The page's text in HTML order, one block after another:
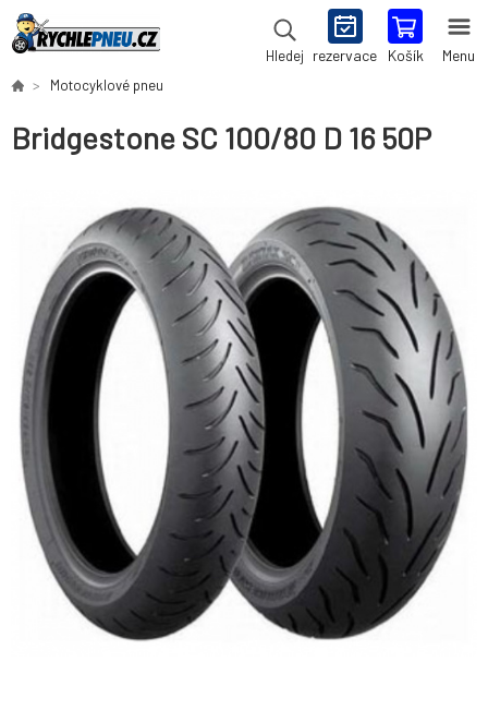
Hledej rezervace Košík Menu
Motocyklové pneu
Bridgestone SC 100/80 D 16 50P